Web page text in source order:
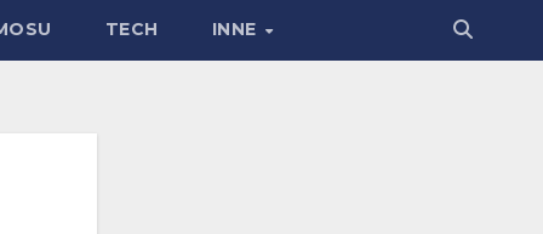
TECH INNE